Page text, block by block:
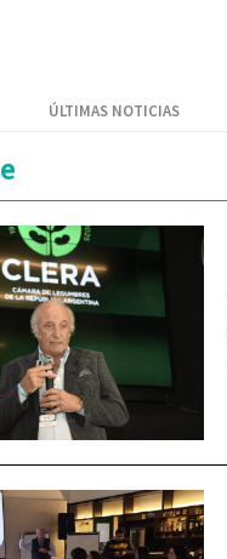
ÚLTIMAS NOTICIAS